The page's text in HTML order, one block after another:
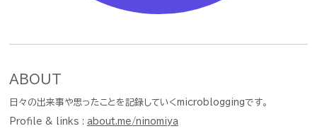
ABOUT
日々の出来事や思ったことを記録していくmicrobloggingです。
Profile & links : about.me/ninomiya